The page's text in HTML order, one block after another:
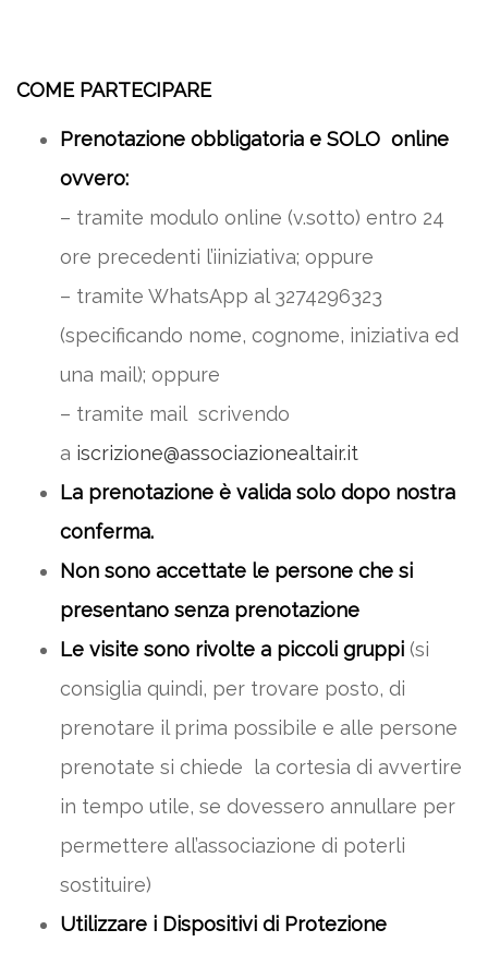
COME PARTECIPARE
Prenotazione obbligatoria e SOLO online
ovvero:
– tramite modulo online (v.sotto) entro 24
ore precedenti l’iiniziativa; oppure
– tramite WhatsApp al 3274296323
(specificando nome, cognome, iniziativa ed
una mail); oppure
– tramite mail scrivendo
a iscrizione@associazionealtair.it
La prenotazione è valida solo dopo nostra
conferma.
Non sono accettate le persone che si
presentano senza prenotazione
Le visite sono rivolte a piccoli gruppi (si
consiglia quindi, per trovare posto, di
prenotare il prima possibile e alle persone
prenotate si chiede la cortesia di avvertire
in tempo utile, se dovessero annullare per
permettere all’associazione di poterli
sostituire)
Utilizzare i Dispositivi di Protezione